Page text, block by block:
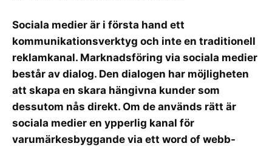
Sociala medier är i första hand ett
kommunikationsverktyg och inte en traditionell
reklamkanal. Marknadsföring via sociala medier
består av dialog. Den dialogen har möjligheten
att skapa en skara hängivna kunder som
dessutom nås direkt. Om de används rätt är
sociala medier en ypperlig kanal för
varumärkesbyggande via ett word of webb-